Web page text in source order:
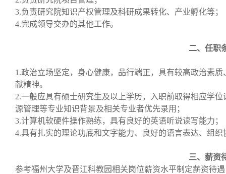
3.负责研究院知识产权管理及科研成果转化、产业孵化等；
4.完成领导交办的其他工作。
二、任职
1.政治立场坚定，身心健康，品行端正，具有较高政治素
献精神。
2.一般应具有硕士研究生及以上学历，入职前取得相应学
源管理等专业知识背景及相关专业者优先录用；
3.计算机软硬件操作熟练，具有良好的英语听说读写能力；
4.具有扎实的理论功底和文字能力、良好的语言表达、组织
三、薪资
参考福州大学及晋江科教园相关岗位薪资水平制定薪资待